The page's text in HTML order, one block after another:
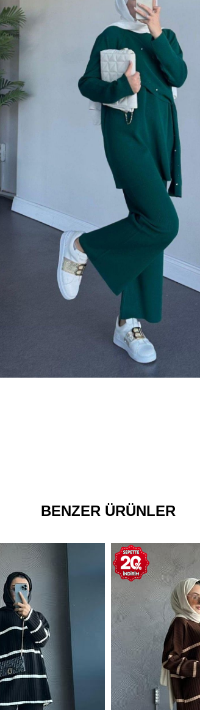
BENZER ÜRÜNLER